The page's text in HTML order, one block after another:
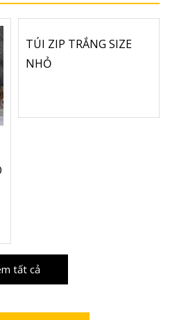
TÚI ZIP TRẮNG SIZE
NHỎ
tất cả